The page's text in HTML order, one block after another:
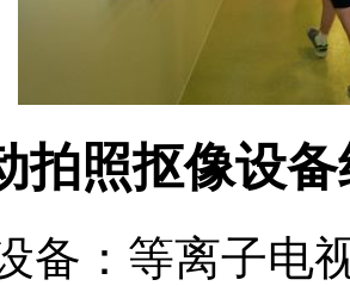
拍照抠像设
备：等离子电